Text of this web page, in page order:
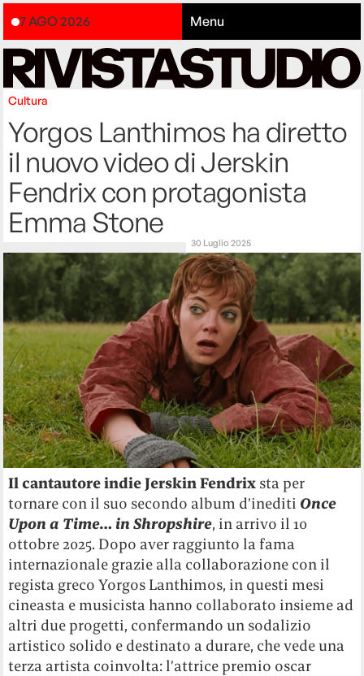
7 AGO 2026 Menu
Cultura
Yorgos Lanthimos ha diretto
il nuovo video di Jerskin
Fendrix con protagonista
Emma Stone
30 Luglio 2025
Il cantautore indie Jerskin Fendrix sta per
tornare con il suo secondo album d’inediti Once
Upon a Time… in Shropshire, in arrivo il 10
ottobre 2025. Dopo aver raggiunto la fama
internazionale grazie alla collaborazione con il
regista greco Yorgos Lanthimos, in questi mesi
cineasta e musicista hanno collaborato insieme ad
altri due progetti, confermando un sodalizio
artistico solido e destinato a durare, che vede una
terza artista coinvolta: l’attrice premio oscar